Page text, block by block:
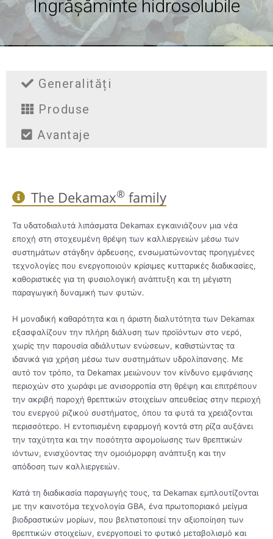
Îngrășăminte hidrosolubile
Generalități
Produse
Avantaje
The Dekamax® family
Τα υδατοδιαλυτά λιπάσματα Dekamax εγκαινιάζουν μια νέα
εποχή στη στοχευμένη θρέψη των καλλιεργειών μέσω των
συστημάτων στάγδην άρδευσης, ενσωματώνοντας προηγμένες
τεχνολογίες που ενεργοποιούν κρίσιμες κυτταρικές διαδικασίες,
καθοριστικές για τη φυσιολογική ανάπτυξη και τη μέγιστη
παραγωγική δυναμική των φυτών.
Η μοναδική καθαρότητα και η άριστη διαλυτότητα των Dekamax
εξασφαλίζουν την πλήρη διάλυση των προϊόντων στο νερό,
χωρίς την παρουσία αδιάλυτων ενώσεων, καθιστώντας τα
ιδανικά για χρήση μέσω των συστημάτων υδρολίπανσης. Με
αυτό τον τρόπο, τα Dekamax μειώνουν τον κίνδυνο εμφάνισης
περιοχών στο χωράφι με ανισορροπία στη θρέψη και επιτρέπουν
την ακριβή παροχή θρεπτικών στοιχείων απευθείας στην περιοχή
του ενεργού ριζικού συστήματος, όπου τα φυτά τα χρειάζονται
περισσότερο. Η εντοπισμένη εφαρμογή κοντά στη ρίζα αυξάνει
την ταχύτητα και την ποσότητα αφομοίωσης των θρεπτικών
ιόντων, ενισχύοντας την ομοιόμορφη ανάπτυξη και την
απόδοση των καλλιεργειών.
Κατά τη διαδικασία παραγωγής τους, τα Dekamax εμπλουτίζονται
με την καινοτόμα τεχνολογία GBA, ένα πρωτοποριακό μείγμα
βιοδραστικών μορίων, που βελτιστοποιεί την αξιοποίηση των
θρεπτικών στοιχείων, ενεργοποιεί το φυτικό μεταβολισμό και